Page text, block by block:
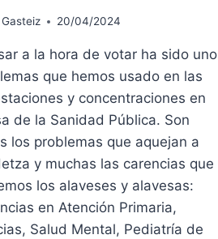
Gasteiz 20/04/2024
a la hora de votar ha sido uno
que hemos usado en las
y concentraciones en
de la Sanidad Pública. Son
los problemas que aquejan a
y muchas las carencias que
los alaveses y alavesas:
en Atención Primaria,
Salud Mental, Pediatría de